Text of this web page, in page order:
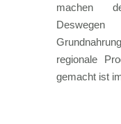
machen
regionale
gemacht ist